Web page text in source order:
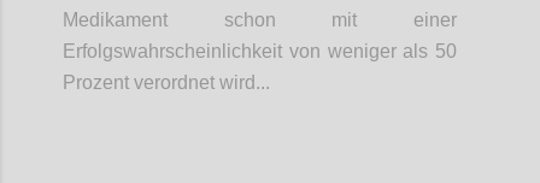
Medikament schon mit einer
Erfolgswahrscheinlichkeit von weniger als 50
Prozent verordnet wird...